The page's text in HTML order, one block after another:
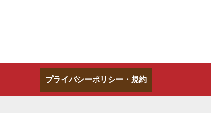
プライバシーポリシー・規約